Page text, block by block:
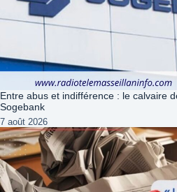
Entre abus et indifférence : le calvaire
Sogebank
7 août 2026